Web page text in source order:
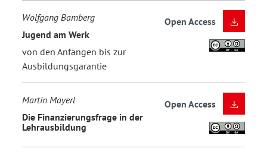
Wolfgang Bamberg
Jugend am Werk
von den Anfängen bis zur
Ausbildungsgarantie
Open Access
Martin Mayerl
Die Finanzierungsfrage in der
Lehrausbildung
Open Access